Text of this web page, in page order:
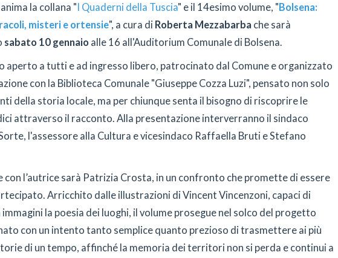
la collana "I Quaderni della Tuscia" e il 14esimo volume, "Bolsena:
misteri e ortensie", a cura di Roberta Mezzabarbache sarà
sabato 10 gennaio alle 16 all'Auditorium Comunale di Bolsena.
aperto a tutti e ad ingresso libero, patrocinato dal Comune e organizzato
con la Biblioteca Comunale "Giuseppe Cozza Luzi", pensato non solo
della storia locale, ma per chiunque senta il bisogno di riscoprire le
attraverso il racconto. Alla presentazione interverranno il sindaco
l'assessore alla Cultura e vicesindaco Raffaella Bruti e Stefano
con l’autrice sarà Patrizia Crosta, in un confronto che promette di essere
Arricchito dalle illustrazioni di Vincent Vincenzoni, capaci di
la poesia dei luoghi, il volume prosegue nel solco del progetto
con un intento tanto semplice quanto prezioso di trasmettere ai più
di un tempo, affinché la memoria dei territori non si perda e continui a